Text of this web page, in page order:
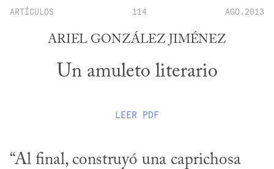
ARTÍCULOS 114 AGO.2013
ARIEL GONZÁLEZ JIMÉNEZ
Un amuleto literario
LEER PDF
“Al final, construyó una caprichosa